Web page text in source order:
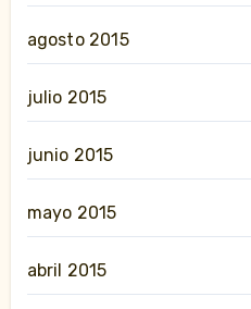
agosto 2015
julio 2015
junio 2015
mayo 2015
abril 2015